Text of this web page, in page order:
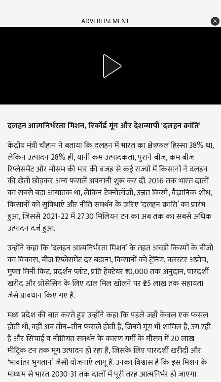
ADVERTISEMENT
दलहन आत्मनिर्भरता मिशन,रिकॉर्ड मूंग और देशव्यापी ‘दलहन क्रांति’
केंद्रीय मंत्री चौहान ने बताया कि दलहन में भारत का क्षेत्रफल हिस्सा 38% था,
लेकिन उत्पादन 28% ही, यानी कम उत्पादकता, पुराने बीज, कम बीज
रिप्लेसमेंट और मौसम की मार की वजह से कई राज्यों में किसानों ने दलहन
की खेती छोड़कर अन्य फसलें अपनानी शुरू कर दीं. 2016 तक भारत दालों
का सबसे बड़ा आयातक था, लेकिन टेक्नोलॉजी, उन्नत किस्में, वैज्ञानिक शोध,
किसानों को सुविधाएँ और नीति समर्थन के जरिए ‘दलहन क्रांति’ का प्रारंभ
हुआ, जिससे 2021-22 में 27.30 मिलियन टन का अब तक का सबसे अधिक
उत्पादन दर्ज हुआ.
उन्होंने कहा कि ‘दलहन आत्मनिर्भरता मिशन’ के तहत अच्छी किस्मों के बीजों
का विकास, बीज रिप्लेसमेंट दर बढ़ाना, किसानों को ट्रेनिंग, क्लस्टर अप्रोच,
मुफ्त मिनी किट, प्रदर्शन प्लॉट, प्रति हेक्टेयर ₹10,000 तक अनुदान, पारदर्शी
खरीद और प्रोसेसिंग के लिए दाल मिल खोलने पर ₹25 लाख तक सहायता
जैसे प्रावधान किए गए हैं.
मध्य प्रदेश की बात करते हुए उन्होंने कहा कि पहले जहाँ केवल एक फसल
होती थी, वहीं अब तीन–तीन फसलें होती हैं, जिनमें मूंग भी शामिल है, उग रही
हैं और सिंचाई व नीतिगत समर्थन के कारण गर्मी के मौसम में 20 लाख
मीट्रिक टन तक मूंग उत्पादन हो रहा है, जिसके लिए पारदर्शी खरीदी और
‘भावांतर भुगतान’ जैसी योजनाएँ लागू हैं. उनका विश्वास है कि इस मिशन के
माध्यम से भारत 2030-31 तक दालों में पूरी तरह आत्मनिर्भर हो जाएगा.